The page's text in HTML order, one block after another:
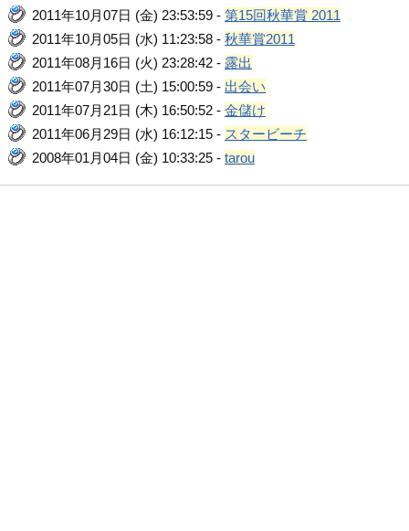
2011年10月07日 (金) 23:53:59 -第15回秋華賞 2011
2011年10月05日 (水) 11:23:58 -秋華賞2011
2011年08月16日 (火) 23:28:42 - 露出
2011年07月30日 (土) 15:00:59 - 出会い
2011年07月21日 (木) 16:50:52 -金儲け
2011年06月29日 (水) 16:12:15 - スタービーチ
2008年01月04日 (金) 10:33:25 -tarou